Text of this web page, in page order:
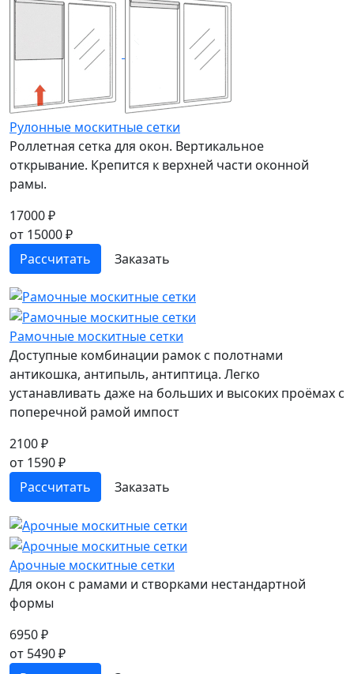
Рулонные москитные сетки
Роллетная сетка для окон. Вертикальное
открывание. Крепится к верхней части оконной
рамы.
17000 ₽
от 15000 ₽
Рассчитать
Заказать
Рамочные москитные сетки
Доступные комбинации рамок с полотнами
антикошка, антипыль, антиптица. Легко
устанавливать даже на больших и высоких проёмах с
поперечной рамой импост
2100 ₽
от 1590 ₽
Рассчитать
Заказать
Арочные москитные сетки
Для окон с рамами и створками нестандартной
формы
6950 ₽
от 5490 ₽